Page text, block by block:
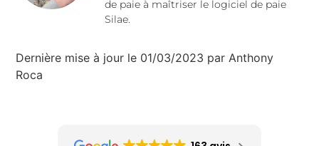
de paie à maîtriser le logiciel de paie
Silae.
Dernière mise à jour le 01/03/2023 par Anthony
Roca